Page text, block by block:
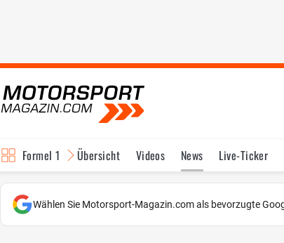
Formel 1 Übersicht Videos News Live-Ticker
Fahrer & Teams
Bilder Termine
Wählen Sie Motorsport-Magazin.com als bevorzugte